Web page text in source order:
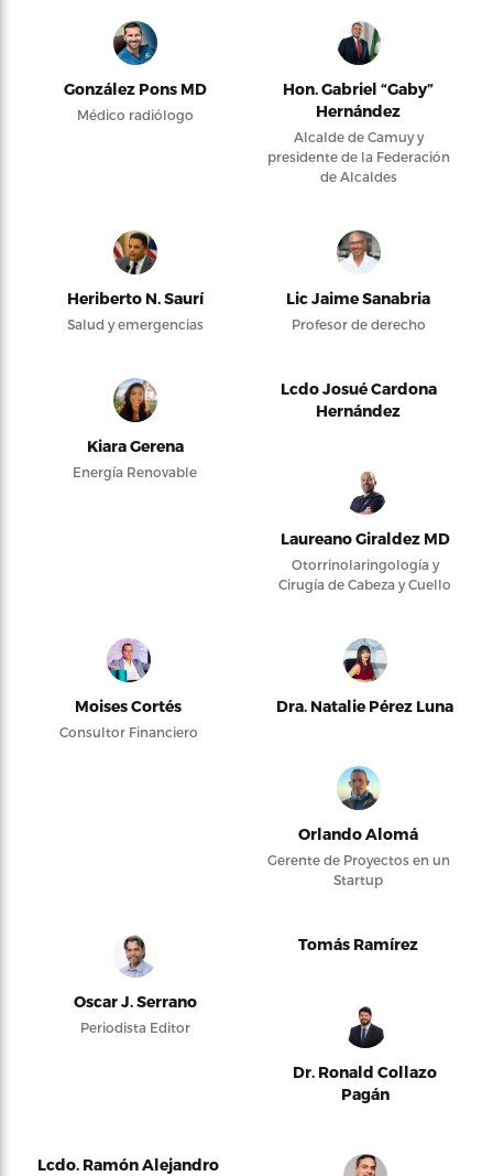
González Pons MD
Médico radiólogo
Hon. Gabriel “Gaby”
Hernández
Alcalde de Camuy y
presidente de la Federación
de Alcaldes
Heriberto N. Saurí
Salud y emergencias
Lic Jaime Sanabria
Profesor de derecho
Kiara Gerena
Energía Renovable
Lcdo Josué Cardona
Hernández
Laureano Giraldez MD
Otorrinolaringología y
Cirugía de Cabeza y Cuello
Moises Cortés
Consultor Financiero
Dra. Natalie Pérez Luna
Orlando Alomá
Gerente de Proyectos en un
Startup
Oscar J. Serrano
Periodista Editor
Tomás Ramírez
Dr. Ronald Collazo
Pagán
Lcdo. Ramón Alejandro